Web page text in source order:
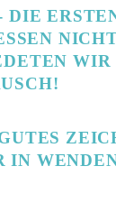
NICHT
WIR